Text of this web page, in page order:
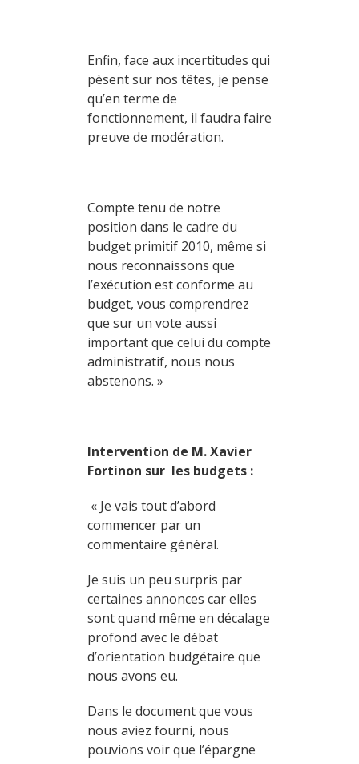
Enfin, face aux incertitudes qui
pèsent sur nos têtes, je pense
qu’en terme de
fonctionnement, il faudra faire
preuve de modération.
Compte tenu de notre
position dans le cadre du
budget primitif 2010, même si
nous reconnaissons que
l’exécution est conforme au
budget, vous comprendrez
que sur un vote aussi
important que celui du compte
administratif, nous nous
abstenons. »
Intervention de M. Xavier
Fortinon sur les budgets :
« Je vais tout d’abord
commencer par un
commentaire général.
Je suis un peu surpris par
certaines annonces car elles
sont quand même en décalage
profond avec le débat
d’orientation budgétaire que
nous avons eu.
Dans le document que vous
nous aviez fourni, nous
pouvions voir que l’épargne